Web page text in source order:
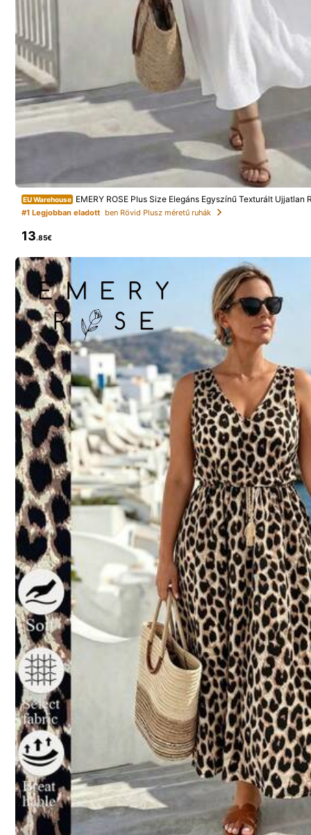
Kötött érzet, kényelmes megjelenéssel.
Karcsú sziluett az ápolt megjelenésért.
Összetétel:
Biztonsági információk és elérhetőségek
CurvyTilda
60K Követők
4.62
60K Követők
4.62
60K Követők
4.62
60K Követők
4.62
60K Követők
4.62
60K Követők
12K+ Ismételt
Ez az üzlet「Trendi butik」-
Követés
EU Warehouse EMERY ROSE Plus Size Elegáns Egyszínű Texturált Ujjatlan
#1 Legjobban eladott ben Rövid Plusz méretű ruhák
13.85€